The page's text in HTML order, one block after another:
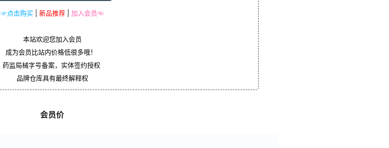
☞点击购买 新品推荐 加入会员☜
本站欢迎您加入会员
成为会员比站内价格低很多哦！
药监局械字号备案，实体签约授权
品牌仓库具有最终解释权
会员价